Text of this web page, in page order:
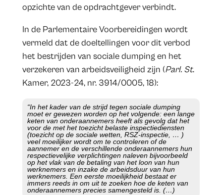
opzichte van de opdrachtgever verbindt.
In de Parlementaire Voorbereidingen wordt
vermeld dat de doeltellingen voor dit verbod
het bestrijden van sociale dumping en het
verzekeren van arbeidsveiligheid zijn (Parl. St.
Kamer, 2023-24, nr. 3914/0005, 18):
“In het kader van de strijd tegen sociale dumping
moet er gewezen worden op het volgende: een lange
keten van onderaannemers heeft als gevolg dat het
voor de met het toezicht belaste inspectiediensten
(toezicht op de sociale wetten, RSZ-inspectie, … )
veel moeilijker wordt om te controleren of de
aannemer en de verschillende onderaannemers hun
respectievelijke verplichtingen naleven bijvoorbeeld
op het vlak van de betaling van het loon van hun
werknemers en inzake de arbeidsduur van hun
werknemers. Een eerste moeilijkheid bestaat er
immers reeds in om uit te zoeken hoe de keten van
onderaannemers precies samengesteld is. (…)